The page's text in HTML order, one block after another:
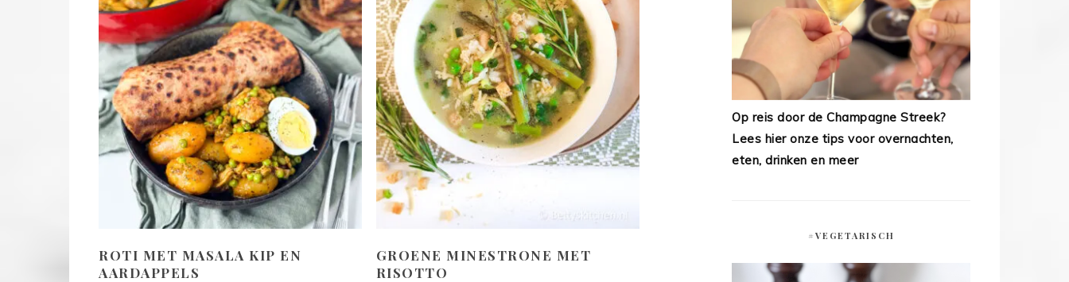
ROTI MET MASALA KIP EN
AARDAPPELS
GROENE MINESTRONE MET
RISOTTO
Op reis door de Champagne Streek?
Lees hier onze tips voor overnachten,
eten, drinken en meer
#VEGETARISCH